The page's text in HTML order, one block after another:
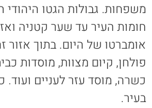
משפחות. גבולות הגטו היהודי
חומות העיר עד שער קטניה
אומברטו של היום. בתוך אזור
פולחן, קיום מצוות, מוסדות
כשרה, מוסד עזר לעניים ועוד.
בעיר.